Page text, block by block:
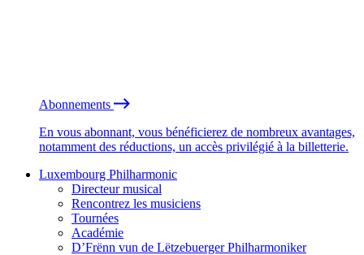
Abonnements
En vous abonnant, vous bénéficierez de nombreux avantages,
notamment des réductions, un accès privilégié à la billetterie.
Luxembourg Philharmonic
Directeur musical
Rencontrez les musiciens
Tournées
Académie
D’Frënn vun de Lëtzebuerger Philharmoniker